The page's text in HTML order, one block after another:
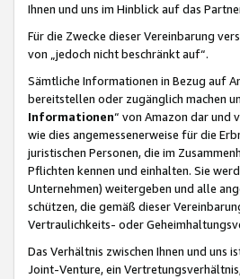
Ihnen und uns im Hinblick auf das
Für die Zwecke dieser Vereinbarung
von „jedoch nicht beschränkt auf“.
Sämtliche Informationen in Bezug auf
bereitstellen oder zugänglich machen
Informationen“ von Amazon dar und
wie dies angemessenerweise für die
juristischen Personen, die im
Pflichten kennen und einhalten. Sie
Unternehmen) weitergeben und alle
schützen, die gemäß dieser
Vertraulichkeits- oder
Das Verhältnis zwischen Ihnen und uns
Joint-Venture, ein